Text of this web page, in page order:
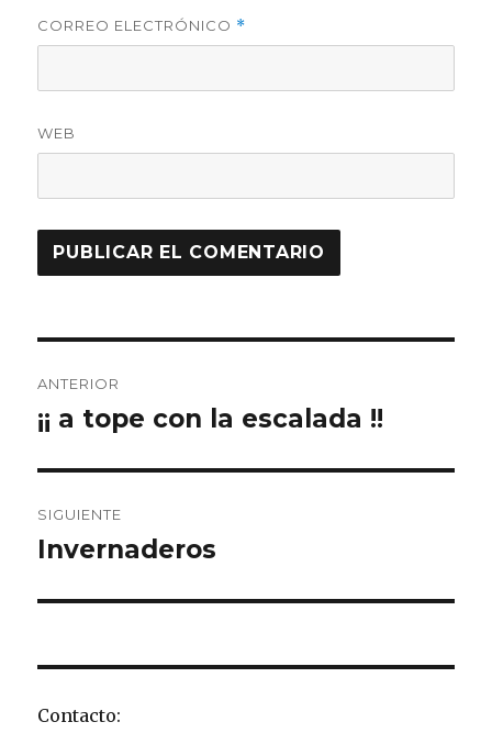
CORREO ELECTRÓNICO *
WEB
de
ANTERIOR
Entrada
¡¡ a tope con la escalada !!
SIGUIENTE
Entrada
Invernaderos
Contacto: